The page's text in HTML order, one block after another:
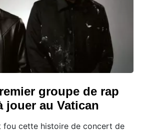
groupe de rap
jouer au Vatican
fou cette histoire de concert de